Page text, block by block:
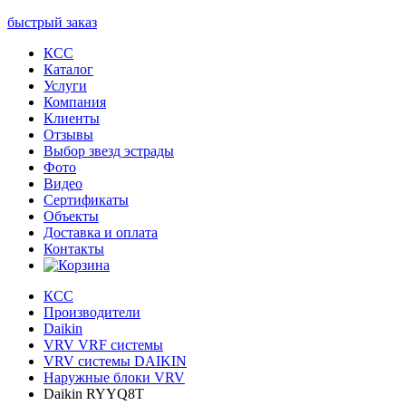
быстрый заказ
КСС
Каталог
Услуги
Компания
Клиенты
Oтзывы
Выбор звезд эстрады
Фото
Видео
Сертификаты
Объекты
Доставка и оплата
Контакты
КСС
Производители
Daikin
VRV VRF системы
VRV системы DAIKIN
Наружные блоки VRV
Daikin RYYQ8T